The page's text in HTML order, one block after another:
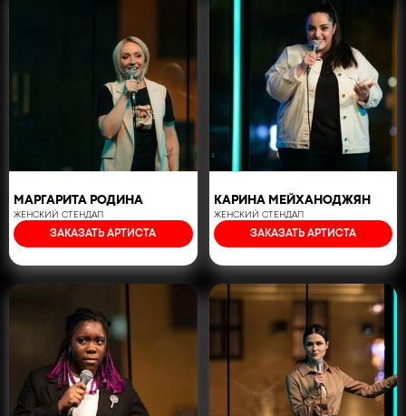
МАРГАРИТА РОДИНА
ЖЕНСКИЙ СТЕНДАП
ЗАКАЗАТЬ АРТИСТА
КАРИНА МЕЙХАНОДЖЯН
ЖЕНСКИЙ СТЕНДАП
ЗАКАЗАТЬ АРТИСТА